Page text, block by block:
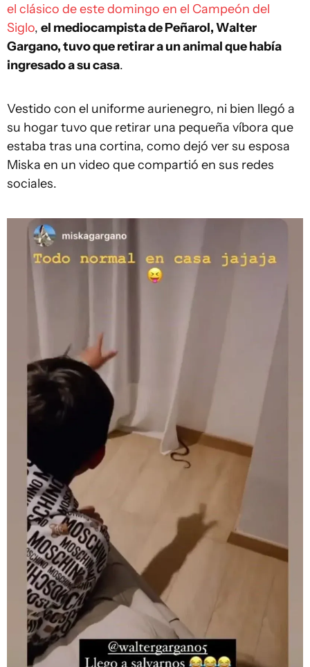
el clásico de este domingo en el Campeón del
Siglo, el mediocampista de Peñarol, Walter
Gargano, tuvo que retirar a un animal que había
ingresado a su casa.
Vestido con el uniforme aurienegro, ni bien llegó a
su hogar tuvo que retirar una pequeña víbora que
estaba tras una cortina, como dejó ver su esposa
Miska en un video que compartió en sus redes
sociales.